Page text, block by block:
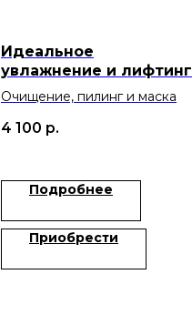
Идеальное
увлажнение и лифтинг
Очищение, пилинг и маска
4 100 р.
Подробнее
Приобрести